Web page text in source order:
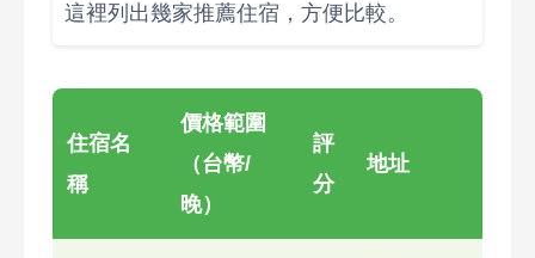
這裡列出幾家推薦住宿，方便比較。
住宿名
稱
價格範圍
（台幣/
晚）
評
分
地址